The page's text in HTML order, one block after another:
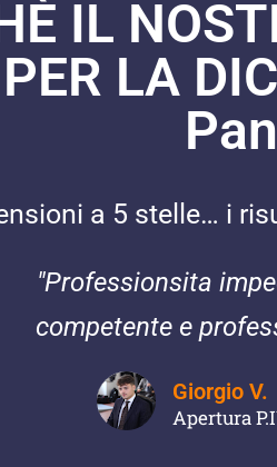
IL
LA
a 5 stelle… i
"Professionsita
competente e
Giorgio V.
Apertura